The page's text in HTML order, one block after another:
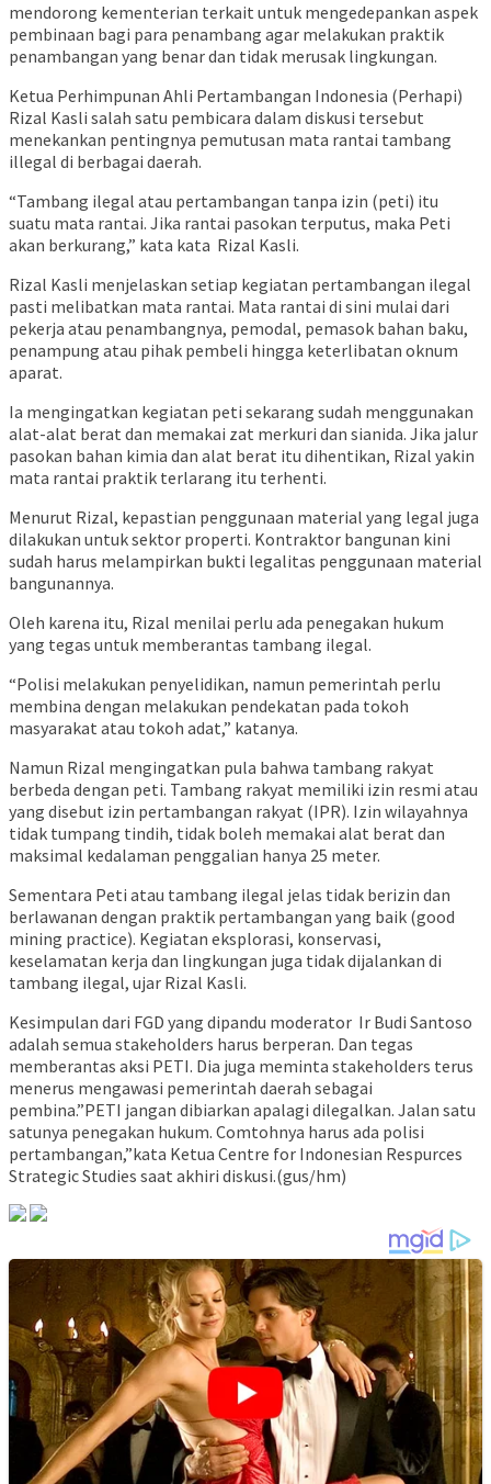
mendorong kementerian terkait untuk mengedepankan aspek
pembinaan bagi para penambang agar melakukan praktik
penambangan yang benar dan tidak merusak lingkungan.
Ketua Perhimpunan Ahli Pertambangan Indonesia (Perhapi)
Rizal Kasli salah satu pembicara dalam diskusi tersebut
menekankan pentingnya pemutusan mata rantai tambang
illegal di berbagai daerah.
“Tambang ilegal atau pertambangan tanpa izin (peti) itu
suatu mata rantai. Jika rantai pasokan terputus, maka Peti
akan berkurang,” kata kata Rizal Kasli.
Rizal Kasli menjelaskan setiap kegiatan pertambangan ilegal
pasti melibatkan mata rantai. Mata rantai di sini mulai dari
pekerja atau penambangnya, pemodal, pemasok bahan baku,
penampung atau pihak pembeli hingga keterlibatan oknum
aparat.
Ia mengingatkan kegiatan peti sekarang sudah menggunakan
alat-alat berat dan memakai zat merkuri dan sianida. Jika jalur
pasokan bahan kimia dan alat berat itu dihentikan, Rizal yakin
mata rantai praktik terlarang itu terhenti.
Menurut Rizal, kepastian penggunaan material yang legal juga
dilakukan untuk sektor properti. Kontraktor bangunan kini
sudah harus melampirkan bukti legalitas penggunaan material
bangunannya.
Oleh karena itu, Rizal menilai perlu ada penegakan hukum
yang tegas untuk memberantas tambang ilegal.
“Polisi melakukan penyelidikan, namun pemerintah perlu
membina dengan melakukan pendekatan pada tokoh
masyarakat atau tokoh adat,” katanya.
Namun Rizal mengingatkan pula bahwa tambang rakyat
berbeda dengan peti. Tambang rakyat memiliki izin resmi atau
yang disebut izin pertambangan rakyat (IPR). Izin wilayahnya
tidak tumpang tindih, tidak boleh memakai alat berat dan
maksimal kedalaman penggalian hanya 25 meter.
Sementara Peti atau tambang ilegal jelas tidak berizin dan
berlawanan dengan praktik pertambangan yang baik (good
mining practice). Kegiatan eksplorasi, konservasi,
keselamatan kerja dan lingkungan juga tidak dijalankan di
tambang ilegal, ujar Rizal Kasli.
Kesimpulan dari FGD yang dipandu moderator Ir Budi Santoso
adalah semua stakeholders harus berperan. Dan tegas
memberantas aksi PETI. Dia juga meminta stakeholders terus
menerus mengawasi pemerintah daerah sebagai
pembina.”PETI jangan dibiarkan apalagi dilegalkan. Jalan satu
satunya penegakan hukum. Comtohnya harus ada polisi
pertambangan,”kata Ketua Centre for Indonesian Respurces
Strategic Studies saat akhiri diskusi.(gus/hm)